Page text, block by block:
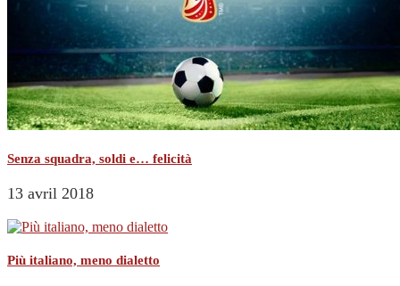
Senza squadra, soldi e… felicità
13 avril 2018
Più italiano, meno dialetto